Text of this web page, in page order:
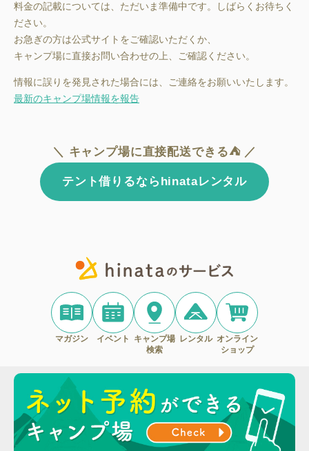
料金の記載については、ただいま準備中です。しばらくお待ちく
ださい。
お急ぎの方は公式サイトをご確認いただくか、
キャンプ場に直接お問い合わせの上、ご確認ください。
情報に誤りを発見された場合には、ご連絡をお願いいたします。
最新のキャンプ場情報を報告
＼ キャンプ場に直接配送できる⛺ ／
テント借りるならhinataレンタル
マガジン イベント
キャンプ場
検索
レンタル オンライン
ショップ